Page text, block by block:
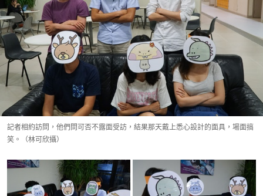
記者相約訪問，他們問可否不露面受訪，結果那天戴上悉心設計的面具，場面搞
笑。（林可欣攝）